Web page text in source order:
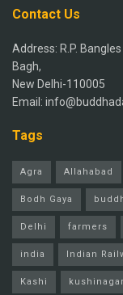
Contact Us
Address: R.P.
Bagh,
New Delhi-110005
Email:
Tags
Agra Allahabad
Bodh Gaya
Delhi farmers
india Indian
Kashi kushinagar